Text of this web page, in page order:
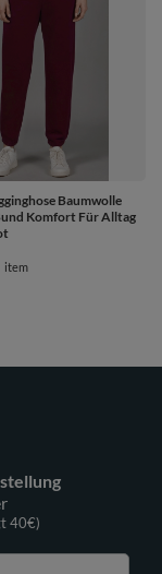
Baumwolle
Komfort Für Alltag
item
40€)